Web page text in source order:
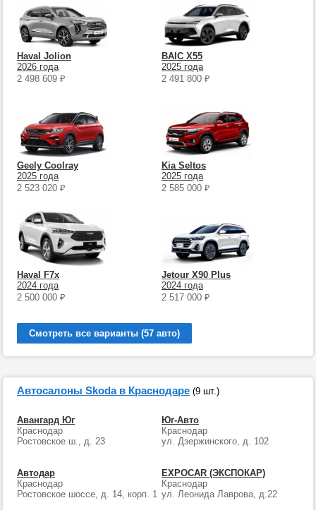
Haval Jolion
2026 года
2 498 609 ₽
BAIC X55
2025 года
2 491 800 ₽
Geely Coolray
2025 года
2 523 020 ₽
Kia Seltos
2025 года
2 585 000 ₽
Haval F7x
2024 года
2 500 000 ₽
Jetour X90 Plus
2024 года
2 517 000 ₽
Смотреть все варианты (57 авто)
Автосалоны Skoda в Краснодаре (9 шт.)
Авангард Юг
Краснодар
Ростовское ш., д. 23
Юг-Авто
Краснодар
ул. Дзержинского, д. 102
Автодар
Краснодар
Ростовское шоссе, д. 14, корп. 1
EXPOCAR (ЭКСПОКАР)
Краснодар
ул. Леонида Лаврова, д.22